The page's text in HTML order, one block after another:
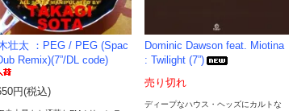
壮太 ：PEG / PEG (Spac
Remix)(7”/DL code)
円(税込)
Dominic Dawson feat. Miotina
: Twilight (7”)
売り切れ
ディープなハウス・ヘッズにカルトな